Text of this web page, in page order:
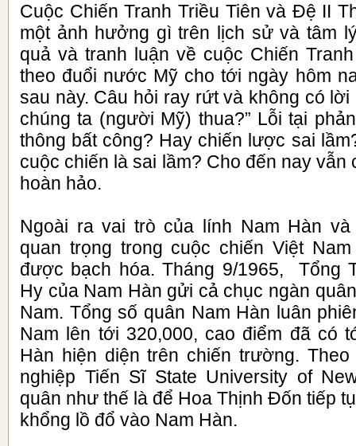
Cuộc Chiến Tranh Triều Tiên và Đệ II
một ảnh hưởng gì trên lịch sử và tâm
quả và tranh luận về cuộc Chiến
theo đuổi nước Mỹ cho tới ngày hôm
sau này. Câu hỏi ray rứt và không có lời
chúng ta (người Mỹ) thua?” Lỗi tại
thông bất công? Hay chiến lược sai
cuộc chiến là sai lầm? Cho đến nay
hoàn hảo.
Ngoài ra vai trò của lính Nam Hàn
quan trọng trong cuộc chiến Việt
được bạch hóa. Tháng 9/1965, Tổng
Hy của Nam Hàn gửi cả chục ngàn
Nam. Tổng số quân Nam Hàn luân
Nam lên tới 320,000, cao điểm đã có
Hàn hiện diện trên chiến trường.
nghiệp Tiến Sĩ State University of
quân như thế là để Hoa Thịnh Đốn tiếp
khổng lồ đổ vào Nam Hàn.